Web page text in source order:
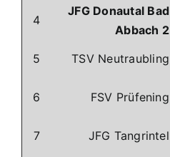
4
JFG Donautal Bad
Abbach 2
5 TSV Neutraubling
6 FSV Prüfening
7 JFG Tangrintel